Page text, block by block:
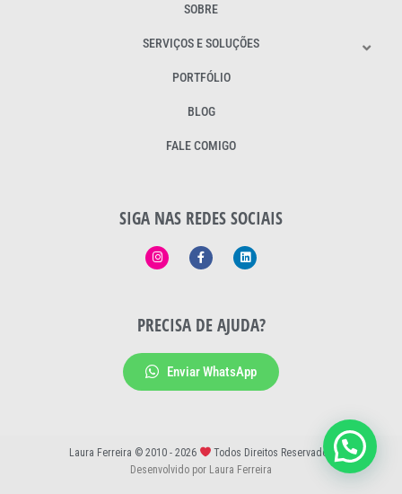
SOBRE
SERVIÇOS E SOLUÇÕES
PORTFÓLIO
BLOG
FALE COMIGO
SIGA NAS REDES SOCIAIS
PRECISA DE AJUDA?
Enviar WhatsApp
Laura Ferreira © 2010 - 2026
Todos Direitos Reservados
Desenvolvido por Laura Ferreira